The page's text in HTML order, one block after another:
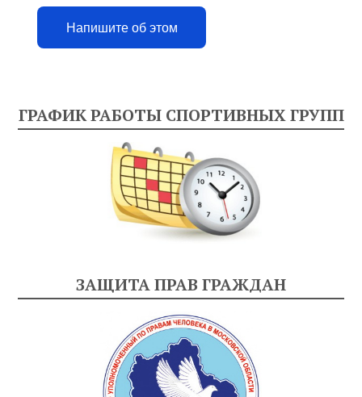
Напишите об этом
ГРАФИК РАБОТЫ СПОРТИВНЫХ ГРУПП
ЗАЩИТА ПРАВ ГРАЖДАН